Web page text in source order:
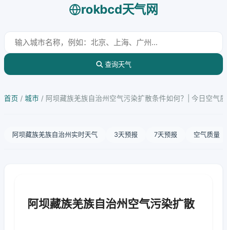
rokbcd天气网
查询天气
首页 / 城市 / 阿坝藏族羌族自治州空气污染扩散条件如何？| 今日空气
阿坝藏族羌族自治州实时天气 3天预报 7天预报 空气质量
阿坝藏族羌族自治州空气污染扩散